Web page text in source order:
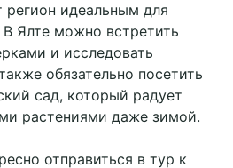
регион идеальным для
Ялте можно встретить
и исследовать
обязательно посетить
сад, который радует
растениями даже зимой.
отправиться в тур к